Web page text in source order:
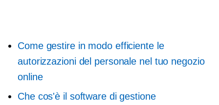
Come gestire in modo efficiente le
autorizzazioni del personale nel tuo negozio
online
Che cos'è il software di gestione